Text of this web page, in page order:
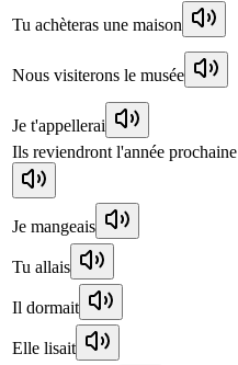
Tu achèteras une maison
Nous visiterons le musée
Je t'appellerai
Ils reviendront l'année prochaine
Je mangeais
Tu allais
Il dormait
Elle lisait